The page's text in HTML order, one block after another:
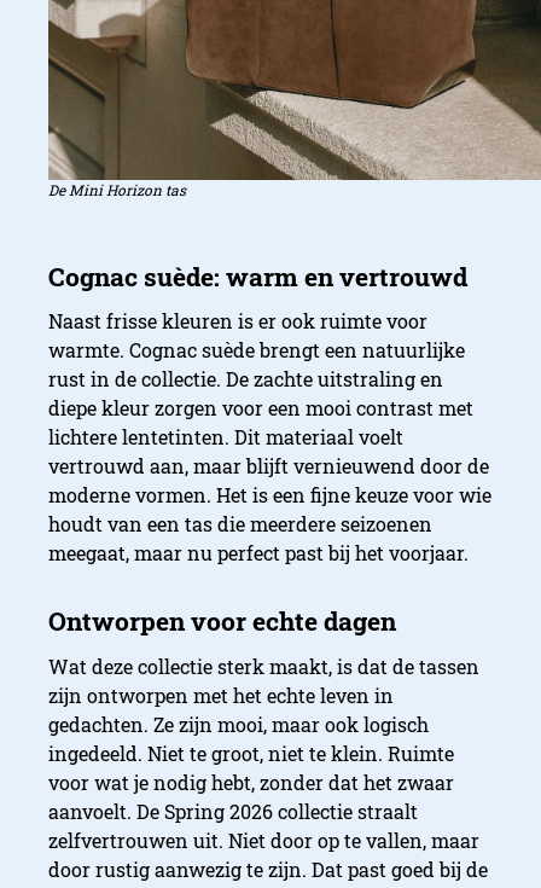
De Mini Horizon tas
Naast frisse kleuren is er ook ruimte voor
warmte. Cognac suède brengt een natuurlijke
rust in de collectie. De zachte uitstraling en
diepe kleur zorgen voor een mooi contrast met
lichtere lentetinten. Dit materiaal voelt
vertrouwd aan, maar blijft vernieuwend door de
moderne vormen. Het is een fijne keuze voor wie
houdt van een tas die meerdere seizoenen
meegaat, maar nu perfect past bij het voorjaar.
Wat deze collectie sterk maakt, is dat de tassen
zijn ontworpen met het echte leven in
gedachten. Ze zijn mooi, maar ook logisch
ingedeeld. Niet te groot, niet te klein. Ruimte
voor wat je nodig hebt, zonder dat het zwaar
aanvoelt. De Spring 2026 collectie straalt
zelfvertrouwen uit. Niet door op te vallen, maar
door rustig aanwezig te zijn. Dat past goed bij de